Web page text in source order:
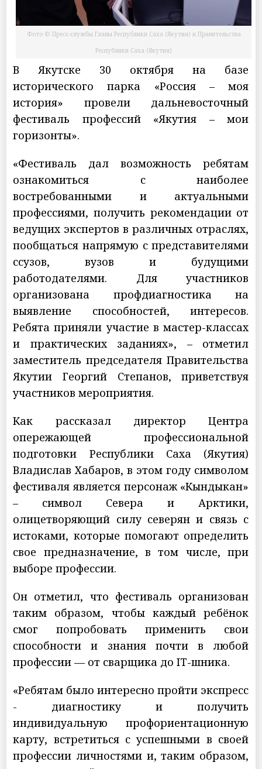
Фото © Пресс-службы Главы Республики Саха (Якутия) и Правительства
Республики Саха (Якутия)
В Якутске 30 октября на базе
исторического парка «Россия – моя
история» провели дальневосточный
фестиваль профессий «Якутия – мои
горизонты».
«Фестиваль дал возможность ребятам
ознакомиться с наиболее
востребованными и актуальными
профессиями, получить рекомендации от
ведущих экспертов в различных отраслях,
пообщаться напрямую с представителями
ссузов, вузов и будущими
работодателями. Для участников
организована профдиагностика на
выявление способностей, интересов.
Ребята приняли участие в мастер-классах
и практических заданиях», – отметил
заместитель председателя Правительства
Якутии Георгий Степанов, приветствуя
участников мероприятия.
Как рассказал директор Центра
опережающей профессиональной
подготовки Республики Саха (Якутия)
Владислав Хабаров, в этом году символом
фестиваля является персонаж «Кындыкан»
– символ Севера и Арктики,
олицетворяющий силу северян и связь с
истоками, которые помогают определить
свое предназначение, в том числе, при
выборе профессии.
Он отметил, что фестиваль организован
таким образом, чтобы каждый ребёнок
смог попробовать применить свои
способности и знания почти в любой
профессии — от сварщика до IT-шника.
«Ребятам было интересно пройти экспресс
- диагностику и получить
индивидуальную профориентационную
карту, встретиться с успешными в своей
профессии личностями и, таким образом,